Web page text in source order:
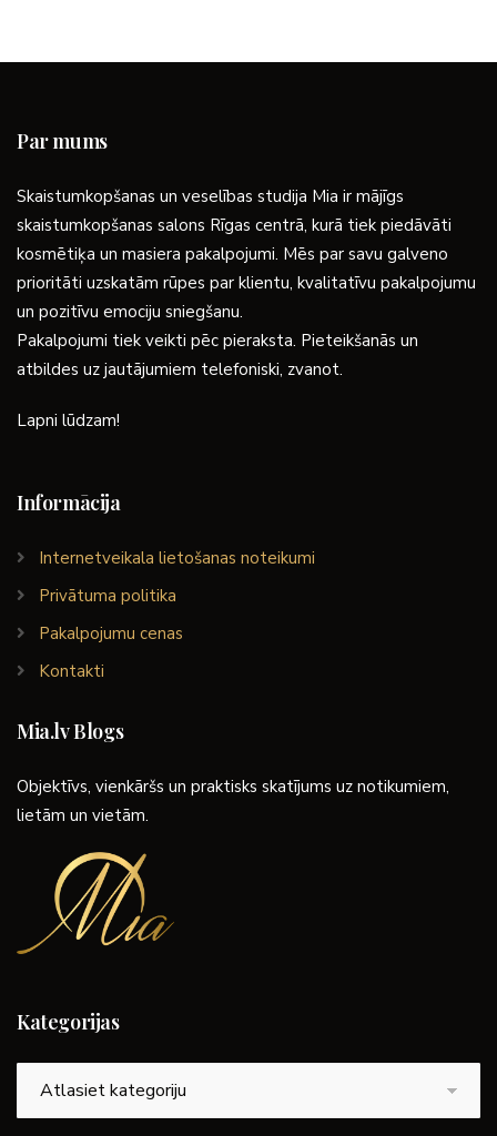
Par mums
Skaistumkopšanas un veselības studija Mia ir mājīgs
skaistumkopšanas salons Rīgas centrā, kurā tiek piedāvāti
kosmētiķa un masiera pakalpojumi. Mēs par savu galveno
prioritāti uzskatām rūpes par klientu, kvalitatīvu pakalpojumu
un pozitīvu emociju sniegšanu.
Pakalpojumi tiek veikti pēc pieraksta. Pieteikšanās un
atbildes uz jautājumiem telefoniski, zvanot.
Lapni lūdzam!
Informācija
Internetveikala lietošanas noteikumi
Privātuma politika
Pakalpojumu cenas
Kontakti
Mia.lv Blogs
Objektīvs, vienkāršs un praktisks skatījums uz notikumiem,
lietām un vietām.
Kategorijas